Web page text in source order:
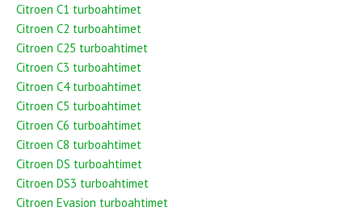
Citroen C1 turboahtimet
Citroen C2 turboahtimet
Citroen C25 turboahtimet
Citroen C3 turboahtimet
Citroen C4 turboahtimet
Citroen C5 turboahtimet
Citroen C6 turboahtimet
Citroen C8 turboahtimet
Citroen DS turboahtimet
Citroen DS3 turboahtimet
Citroen Evasion turboahtimet